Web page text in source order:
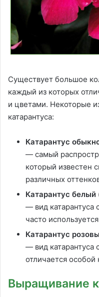
Существует большое
каждый из которых
и цветами. Некоторые
катарантуса:
Катарантус
— самый
который известен
различных
Катарантус
— вид катарантуса
часто
Катарантус
— вид катарантуса
отличается
Выращивание